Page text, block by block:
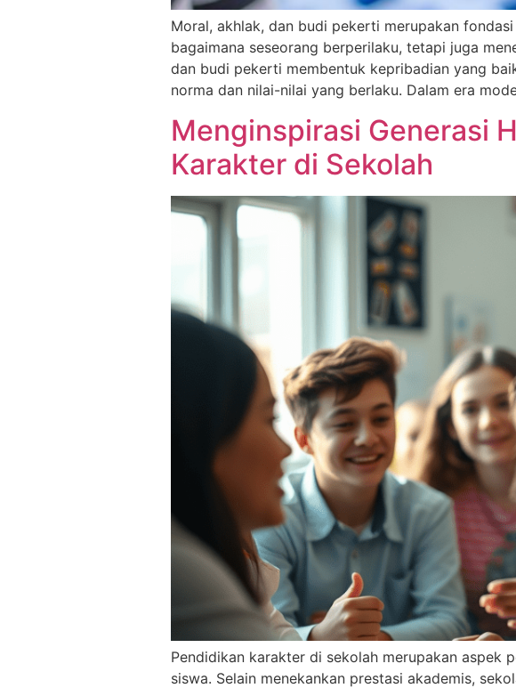
Moral, akhlak, dan budi pekerti merupakan
bagaimana seseorang berperilaku, tetapi juga
dan budi pekerti membentuk kepribadian yang
norma dan nilai-nilai yang berlaku. Dalam era
Menginspirasi Generasi
Karakter di Sekolah
Pendidikan karakter di sekolah merupakan aspek
siswa. Selain menekankan prestasi akademis,